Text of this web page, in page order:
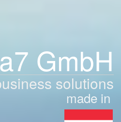
GmbH
solutions
made in